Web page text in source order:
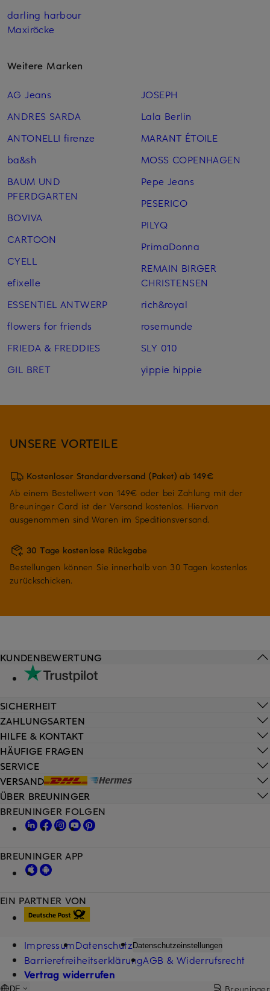
darling harbour
Maxiröcke
Weitere Marken
AG Jeans
ANDRES SARDA
ANTONELLI firenze
ba&sh
BAUM UND
PFERDGARTEN
BOVIVA
CARTOON
CYELL
efixelle
ESSENTIEL ANTWERP
flowers for friends
FRIEDA & FREDDIES
GIL BRET
JOSEPH
Lala Berlin
MARANT ÉTOILE
MOSS COPENHAGEN
Pepe Jeans
PESERICO
PILYQ
PrimaDonna
REMAIN BIRGER
CHRISTENSEN
rich&royal
rosemunde
SLY 010
yippie hippie
UNSERE VORTEILE
Kostenloser Standardversand (Paket) ab 149€
Ab einem Bestellwert von 149€ oder bei Zahlung mit der
Breuninger Card ist der Versand kostenlos. Hiervon
ausgenommen sind Waren im Speditionsversand.
30 Tage kostenlose Rückgabe
Bestellungen können Sie innerhalb von 30 Tagen kostenlos
zurückschicken.
HILFE & KONTAKT
HÄUFIGE FRAGEN
SERVICE
VERSAND
KUNDENBEWERTUNG
SICHERHEIT
ZAHLUNGSARTEN
ÜBER BREUNINGER
EIN PARTNER VON
BREUNINGER FOLGEN
BREUNINGER APP
ImpressumDatenschutzDatenschutzeinstellungen
BarrierefreiheitserklärungAGB & Widerrufsrecht
Vertrag widerrufen
DE Breuninger